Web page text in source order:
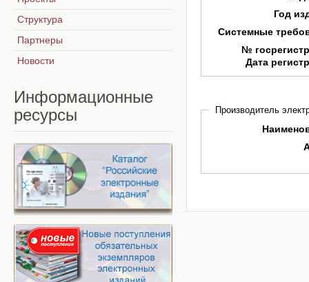
Год
Системные
№
Дата
Производитель
Структура
Партнеры
Новости
Информационные
ресурсы